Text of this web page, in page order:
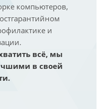
компьютеров,
и
всё, мы
в своей